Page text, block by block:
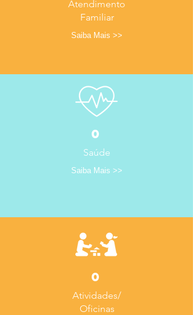
Atendimento
Familiar
Saiba Mais >>
0
Saúde
Saiba Mais >>
0
Atividades/
Oficinas